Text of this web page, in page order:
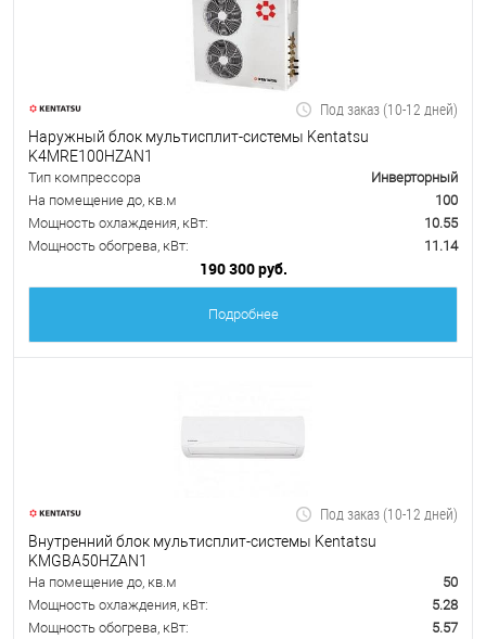
Под заказ (10-12 дней)
Наружный блок мультисплит-системы Kentatsu
K4MRE100HZAN1
Тип компрессора
Инверторный
На помещение до, кв.м
100
Мощность охлаждения, кВт:
10.55
Мощность обогрева, кВт:
11.14
190 300 руб.
Подробнее
Под заказ (10-12 дней)
Внутренний блок мультисплит-системы Kentatsu
KMGBA50HZAN1
На помещение до, кв.м
50
Мощность охлаждения, кВт:
5.28
Мощность обогрева, кВт:
5.57